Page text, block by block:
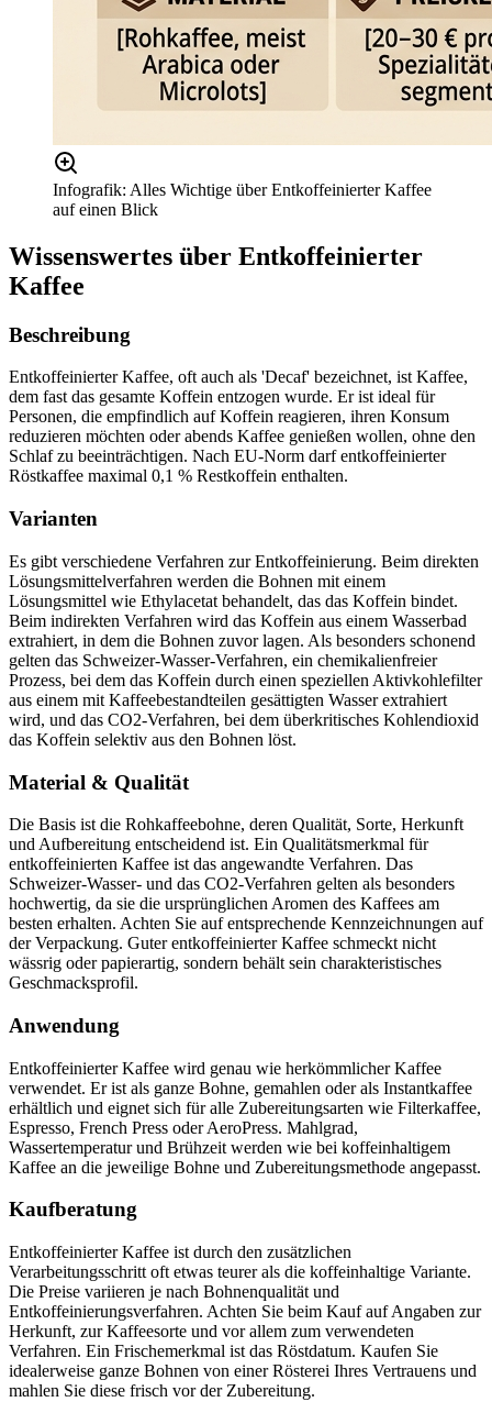
Infografik: Alles Wichtige über Entkoffeinierter Kaffee
auf einen Blick
Wissenswertes über Entkoffeinierter
Kaffee
Beschreibung
Entkoffeinierter Kaffee, oft auch als 'Decaf' bezeichnet, ist Kaffee,
dem fast das gesamte Koffein entzogen wurde. Er ist ideal für
Personen, die empfindlich auf Koffein reagieren, ihren Konsum
reduzieren möchten oder abends Kaffee genießen wollen, ohne den
Schlaf zu beeinträchtigen. Nach EU-Norm darf entkoffeinierter
Röstkaffee maximal 0,1 % Restkoffein enthalten.
Varianten
Es gibt verschiedene Verfahren zur Entkoffeinierung. Beim direkten
Lösungsmittelverfahren werden die Bohnen mit einem
Lösungsmittel wie Ethylacetat behandelt, das das Koffein bindet.
Beim indirekten Verfahren wird das Koffein aus einem Wasserbad
extrahiert, in dem die Bohnen zuvor lagen. Als besonders schonend
gelten das Schweizer-Wasser-Verfahren, ein chemikalienfreier
Prozess, bei dem das Koffein durch einen speziellen Aktivkohlefilter
aus einem mit Kaffeebestandteilen gesättigten Wasser extrahiert
wird, und das CO2-Verfahren, bei dem überkritisches Kohlendioxid
das Koffein selektiv aus den Bohnen löst.
Material & Qualität
Die Basis ist die Rohkaffeebohne, deren Qualität, Sorte, Herkunft
und Aufbereitung entscheidend ist. Ein Qualitätsmerkmal für
entkoffeinierten Kaffee ist das angewandte Verfahren. Das
Schweizer-Wasser- und das CO2-Verfahren gelten als besonders
hochwertig, da sie die ursprünglichen Aromen des Kaffees am
besten erhalten. Achten Sie auf entsprechende Kennzeichnungen auf
der Verpackung. Guter entkoffeinierter Kaffee schmeckt nicht
wässrig oder papierartig, sondern behält sein charakteristisches
Geschmacksprofil.
Anwendung
Entkoffeinierter Kaffee wird genau wie herkömmlicher Kaffee
verwendet. Er ist als ganze Bohne, gemahlen oder als Instantkaffee
erhältlich und eignet sich für alle Zubereitungsarten wie Filterkaffee,
Espresso, French Press oder AeroPress. Mahlgrad,
Wassertemperatur und Brühzeit werden wie bei koffeinhaltigem
Kaffee an die jeweilige Bohne und Zubereitungsmethode angepasst.
Kaufberatung
Entkoffeinierter Kaffee ist durch den zusätzlichen
Verarbeitungsschritt oft etwas teurer als die koffeinhaltige Variante.
Die Preise variieren je nach Bohnenqualität und
Entkoffeinierungsverfahren. Achten Sie beim Kauf auf Angaben zur
Herkunft, zur Kaffeesorte und vor allem zum verwendeten
Verfahren. Ein Frischemerkmal ist das Röstdatum. Kaufen Sie
idealerweise ganze Bohnen von einer Rösterei Ihres Vertrauens und
mahlen Sie diese frisch vor der Zubereitung.